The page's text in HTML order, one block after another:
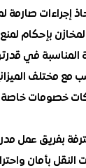
إجراءات صارمة
بإحكام
المناسبة في
مع مختلف
خصومات خاصة
بفريق عمل
بأمان